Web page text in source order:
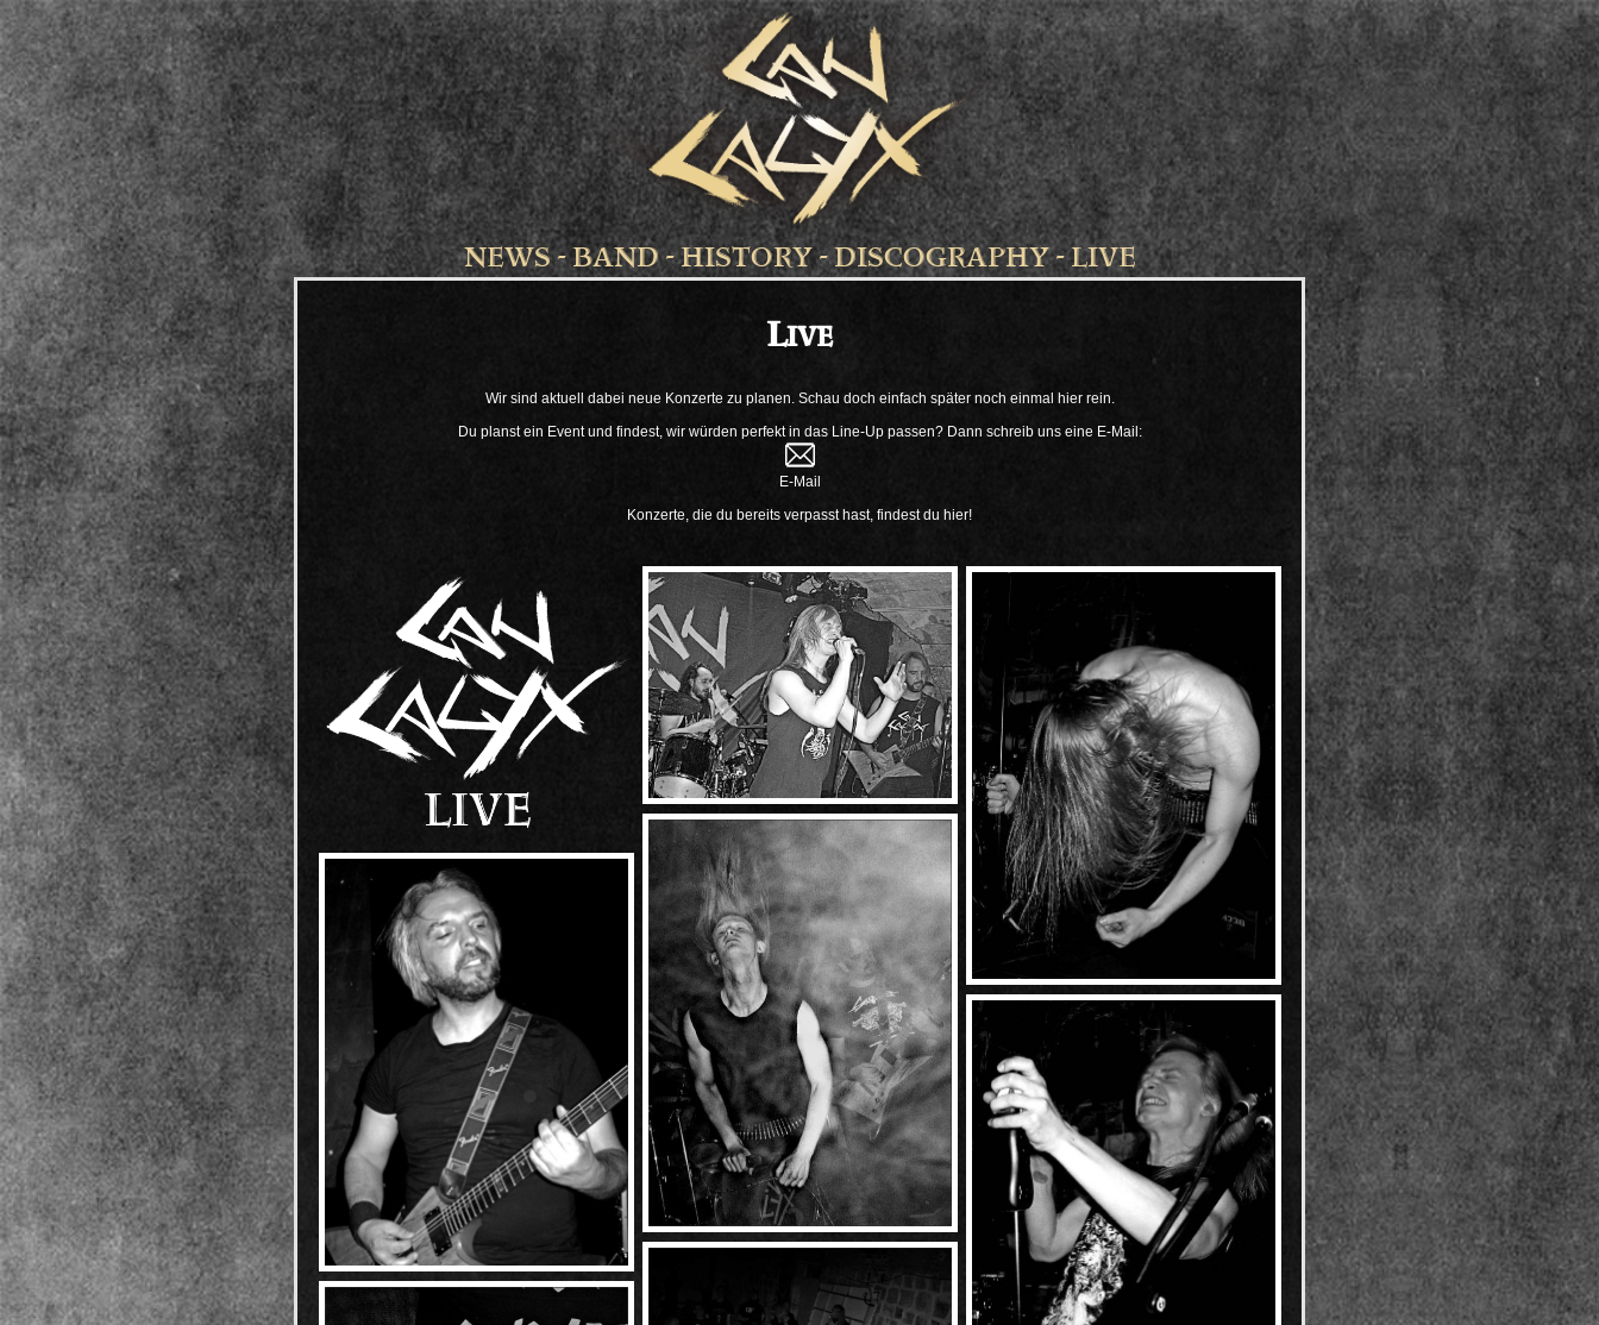
NEWS-BAND-HISTORY-DISCOGRAPHY-LIVE
Live
Wir sind aktuell dabei neue Konzerte zu planen. Schau doch einfach später noch einmal hier rein.
Du planst ein Event und findest, wir würden perfekt in das Line-Up passen? Dann schreib uns eine E-Mail:
E-Mail
Konzerte, die du bereits verpasst hast, findest du hier!